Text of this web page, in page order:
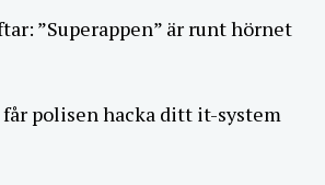
”Superappen” är runt hörnet
får polisen hacka ditt it-system